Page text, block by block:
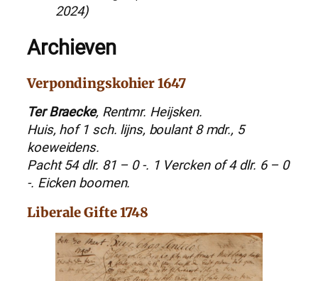
2024)
Archieven
Verpondingskohier 1647
Ter Braecke, Rentmr. Heijsken.
Huis, hof 1 sch. lijns, boulant 8 mdr., 5
koeweidens.
Pacht 54 dlr. 81 – 0 -. 1 Vercken of 4 dlr. 6 – 0
-. Eicken boomen.
Liberale Gifte 1748